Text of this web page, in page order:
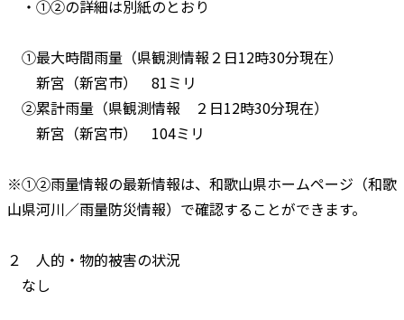
・①②の詳細は別紙のとおり
①最大時間雨量（県観測情報２日12時30分現在）
新宮（新宮市） 81ミリ
②累計雨量（県観測情報 ２日12時30分現在）
新宮（新宮市） 104ミリ
※①②雨量情報の最新情報は、和歌山県ホームページ（和歌
山県河川／雨量防災情報）で確認することができます。
２ 人的・物的被害の状況
なし